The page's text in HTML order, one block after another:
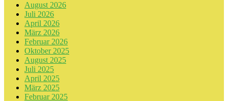
August 2026
Juli 2026
April 2026
März 2026
Februar 2026
Oktober 2025
August 2025
Juli 2025
April 2025
März 2025
Februar 2025